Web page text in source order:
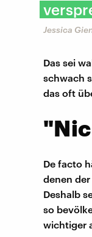
Jessica
Das sei
schwach
das oft
De facto
denen
Deshalb
so
wichtiger